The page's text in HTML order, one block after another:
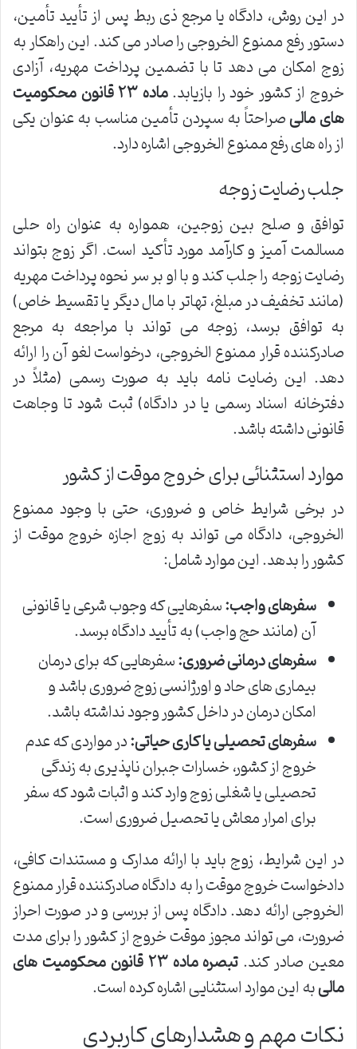
در این روش، دادگاه یا مرجع ذی ربط پس از تأیید تأمین،
دستور رفع ممنوع الخروجی را صادر می کند. این راهکار به
زوج امکان می دهد تا با تضمین پرداخت مهریه، آزادی
خروج از کشور خود را بازیابد.
ماده ۲۳ قانون محکومیت
های مالیصراحتاً به سپردن تأمین مناسب به عنوان یکی
از راه های رفع ممنوع الخروجی اشاره دارد.
جلب رضایت زوجه
توافق و صلح بین زوجین، همواره به عنوان راه حلی
مسالمت آمیز و کارآمد مورد تأکید است. اگر زوج بتواند
رضایت زوجه را جلب کند و با او بر سر نحوه پرداخت مهریه
(مانند تخفیف در مبلغ، تهاتر با مال دیگر یا تقسیط خاص)
به توافق برسد، زوجه می تواند با مراجعه به مرجع
صادرکننده قرار ممنوع الخروجی، درخواست لغو آن را ارائه
دهد. این رضایت نامه باید به صورت رسمی (مثلاً در
دفترخانه اسناد رسمی یا در دادگاه) ثبت شود تا وجاهت
قانونی داشته باشد.
موارد استثنائی برای خروج موقت از کشور
در برخی شرایط خاص و ضروری، حتی با وجود ممنوع
الخروجی، دادگاه می تواند به زوج اجازه خروج موقت از
کشور را بدهد. این موارد شامل:
سفرهای واجب:سفرهایی که وجوب شرعی یا قانونی
آن (مانند حج واجب) به تأیید دادگاه برسد.
سفرهای درمانی ضروری:سفرهایی که برای درمان
بیماری های حاد و اورژانسی زوج ضروری باشد و
امکان درمان در داخل کشور وجود نداشته باشد.
سفرهای تحصیلی یا کاری حیاتی:در مواردی که عدم
خروج از کشور، خسارات جبران ناپذیری به زندگی
تحصیلی یا شغلی زوج وارد کند و اثبات شود که سفر
برای امرار معاش یا تحصیل ضروری است.
در این شرایط، زوج باید با ارائه مدارک و مستندات کافی،
دادخواست خروج موقت را به دادگاه صادرکننده قرار ممنوع
الخروجی ارائه دهد. دادگاه پس از بررسی و در صورت احراز
ضرورت، می تواند مجوز موقت خروج از کشور را برای مدت
معین صادر کند.
تبصره ماده ۲۳ قانون محکومیت های
مالیبه این موارد استثنایی اشاره کرده است.
نکات مهم و هشدارهای کاربردی